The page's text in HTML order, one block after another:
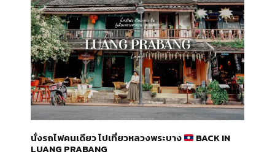
นั่งรถไฟคนเดียว ไปเที่ยวหลวงพระบาง BACK IN
LUANG PRABANG